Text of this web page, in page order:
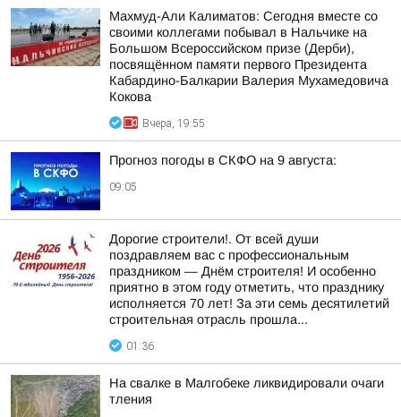
Махмуд-Али Калиматов: Сегодня вместе со
своими коллегами побывал в Нальчике на
Большом Всероссийском призе (Дерби),
посвящённом памяти первого Президента
Кабардино-Балкарии Валерия Мухамедовича
Кокова
Вчера, 19:55
Прогноз погоды в СКФО на 9 августа:
09:05
Дорогие строители!. От всей души
поздравляем вас с профессиональным
праздником — Днём строителя! И особенно
приятно в этом году отметить, что празднику
исполняется 70 лет! За эти семь десятилетий
строительная отрасль прошла...
01:36
На свалке в Малгобеке ликвидировали очаги
тления